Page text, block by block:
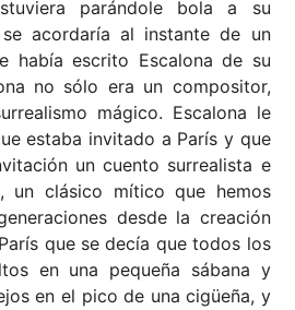
parándole bola a su
acordaría al instante de un
había escrito Escalona de su
no sólo era un compositor,
mágico. Escalona le
estaba invitado a París y que
un cuento surrealista e
un clásico mítico que hemos
desde la creación
que se decía que todos los
en una pequeña sábana y
en el pico de una cigüeña, y